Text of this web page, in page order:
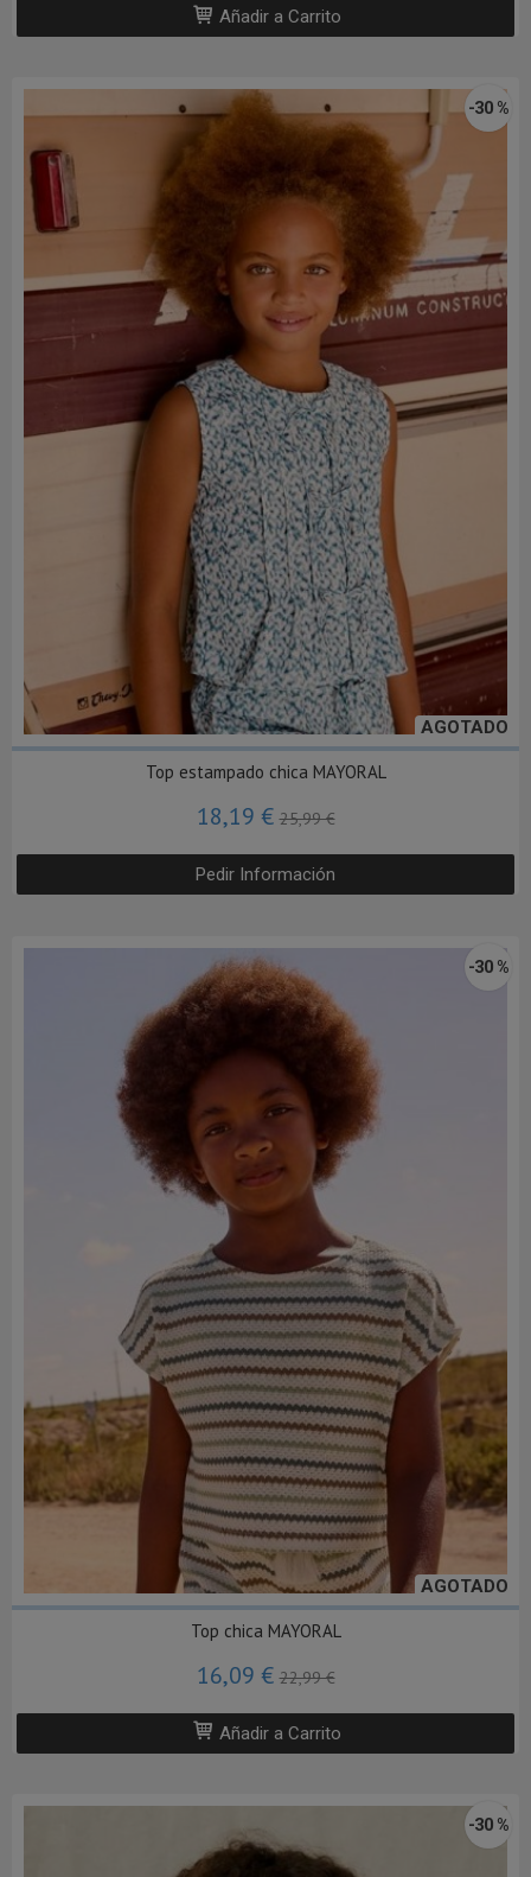
Añadir a Carrito
AGOTADO
-30 %
Top estampado chica MAYORAL
18,19 €25,99 €
Pedir Información
AGOTADO
-30 %
Top chica MAYORAL
16,09 €22,99 €
Añadir a Carrito
-30 %